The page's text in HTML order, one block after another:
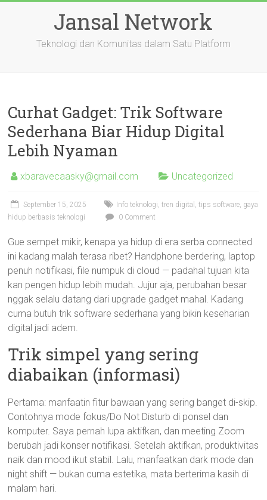
Jansal Network
Teknologi dan Komunitas dalam Satu Platform
Curhat Gadget: Trik Software
Sederhana Biar Hidup Digital
Lebih Nyaman
xbaravecaasky@gmail.com Uncategorized
September 15, 2025
Info teknologi, tren digital, tips software, gaya
hidup berbasis teknologi
0 Comment
Gue sempet mikir, kenapa ya hidup di era serba connected
ini kadang malah terasa ribet? Handphone berdering, laptop
penuh notifikasi, file numpuk di cloud — padahal tujuan kita
kan pengen hidup lebih mudah. Jujur aja, perubahan besar
nggak selalu datang dari upgrade gadget mahal. Kadang
cuma butuh trik software sederhana yang bikin keseharian
digital jadi adem.
Trik simpel yang sering
diabaikan (informasi)
Pertama: manfaatin fitur bawaan yang sering banget di-skip.
Contohnya mode fokus/Do Not Disturb di ponsel dan
komputer. Saya pernah lupa aktifkan, dan meeting Zoom
berubah jadi konser notifikasi. Setelah aktifkan, produktivitas
naik dan mood ikut stabil. Lalu, manfaatkan dark mode dan
night shift — bukan cuma estetika, mata berterima kasih di
malam hari.